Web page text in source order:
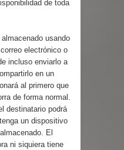
de toda
usando
electrónico o
incluso enviarlo a
en un
al primero que
de forma normal.
destinatario podrá
un dispositivo
El
ni siquiera tiene